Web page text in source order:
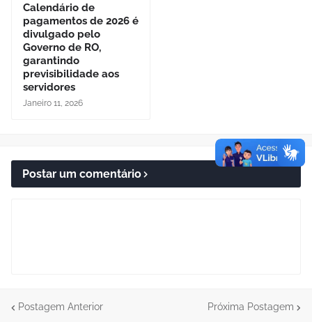
Calendário de
pagamentos de 2026 é
divulgado pelo
Governo de RO,
garantindo
previsibilidade aos
servidores
Janeiro 11, 2026
Postar um comentário
Postagem Anterior Próxima Postagem